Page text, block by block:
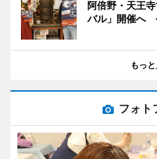
阿倍野・天王
バル」開催へ
もっ
フォト